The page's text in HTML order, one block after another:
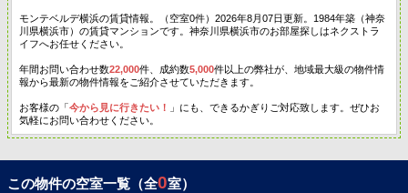
モンテベルデ横浜の賃貸情報。（空室0件）2026年8月07日更新。1984年築（神奈
川県横浜市）の賃貸マンションです。神奈川県横浜市のお部屋探しはネクストラ
イフへお任せください。
年間お問い合わせ数22,000件、成約数5,000件以上の弊社が、地域最大級の物件情
報から最新の物件情報をご紹介させていただきます。
お客様の「今から見に行きたい！
」にも、できるかぎりご対応致します。ぜひお
気軽にお問い合わせください。
この物件の空室一覧（全0室）